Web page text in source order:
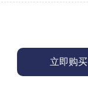
立即购买